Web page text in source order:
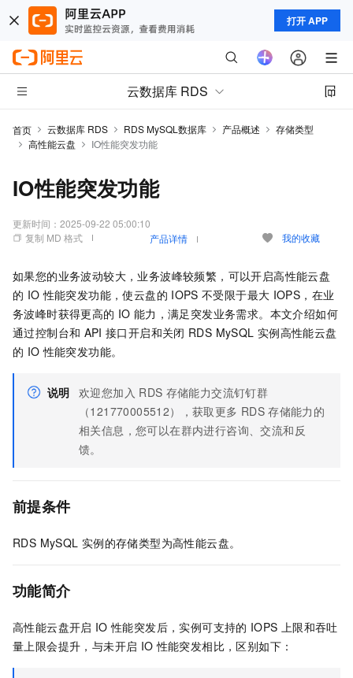
打开 APP
云数据库 RDS
首页 云数据库 RDS RDS MySQL数据库 产品概述
存储类型
高性能云盘
IO性能突发功能
IO性能突发功能
更新时间： 2025-09-22 05:00:10
复制 MD 格式
产品详情 我的收藏
如果您的业务波动较大，业务波峰较频繁，可以开启高性能云盘
的 IO 性能突发功能，使云盘的 IOPS 不受限于最大 IOPS，在业
务波峰时获得更高的 IO 能力，满足突发业务需求。本文介绍如何
通过控制台和 API 接口开启和关闭 RDS MySQL 实例高性能云盘
的 IO 性能突发功能。
说明 欢迎您加入 RDS 存储能力交流钉钉群
（121770005512），获取更多 RDS 存储能力的
相关信息，您可以在群内进行咨询、交流和反
馈。
前提条件
RDS MySQL 实例的存储类型为高性能云盘。
功能简介
高性能云盘开启 IO 性能突发后，实例可支持的 IOPS 上限和吞吐
量上限会提升，与未开启 IO 性能突发相比，区别如下：